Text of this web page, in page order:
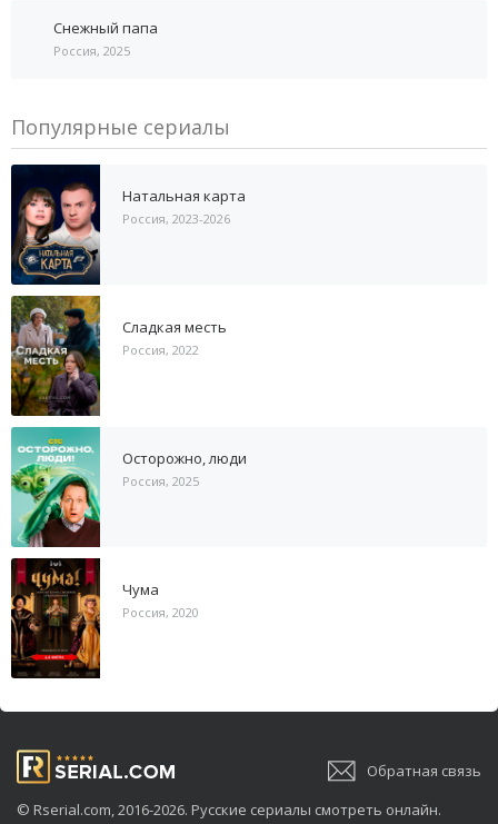
Снежный папа
Россия, 2025
Популярные сериалы
Натальная карта
Россия, 2023-2026
Сладкая месть
Россия, 2022
Осторожно, люди
Россия, 2025
Чума
Россия, 2020
© Rserial.com, 2016-2026. Русские сериалы смотреть онлайн.
Обратная связь